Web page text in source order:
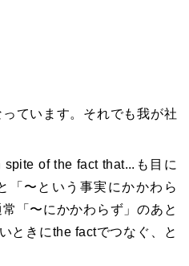
っています。それでも我が社
of the fact that...も目に
「〜という事実にかかわら
「〜にかかわらず」のあと
ときにthe factでつなぐ、と